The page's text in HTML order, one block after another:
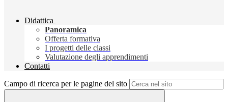
Didattica
Panoramica
Offerta formativa
I progetti delle classi
Valutazione degli apprendimenti
Contatti
Campo di ricerca per le pagine del sito